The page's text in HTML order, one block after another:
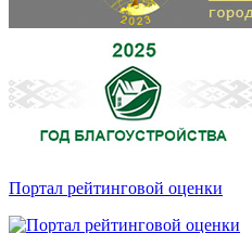
Портал рейтинговой оценки